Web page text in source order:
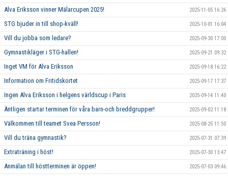
Alva Eriksson vinner Mälarcupen 2025! 2025-11-05 16:26
STG bjuder in till shop-kväll! 2025-10-01 16:04
Vill du jobba som ledare? 2025-09-30 17:00
Gymnastikläger i STG-hallen! 2025-09-21 09:32
Inget VM för Alva Eriksson 2025-09-18 16:22
Information om Fritidskortet 2025-09-17 17:37
Ingen Alva Eriksson i helgens världscup i Paris 2025-09-14 11:40
Äntligen startar terminen för våra barn-och breddgrupper! 2025-09-02 11:18
Välkommen till teamet Svea Persson! 2025-08-25 11:50
Vill du träna gymnastik? 2025-07-31 07:39
Extraträning i höst! 2025-07-30 13:47
Anmälan till höstterminen är öppen! 2025-07-03 09:46